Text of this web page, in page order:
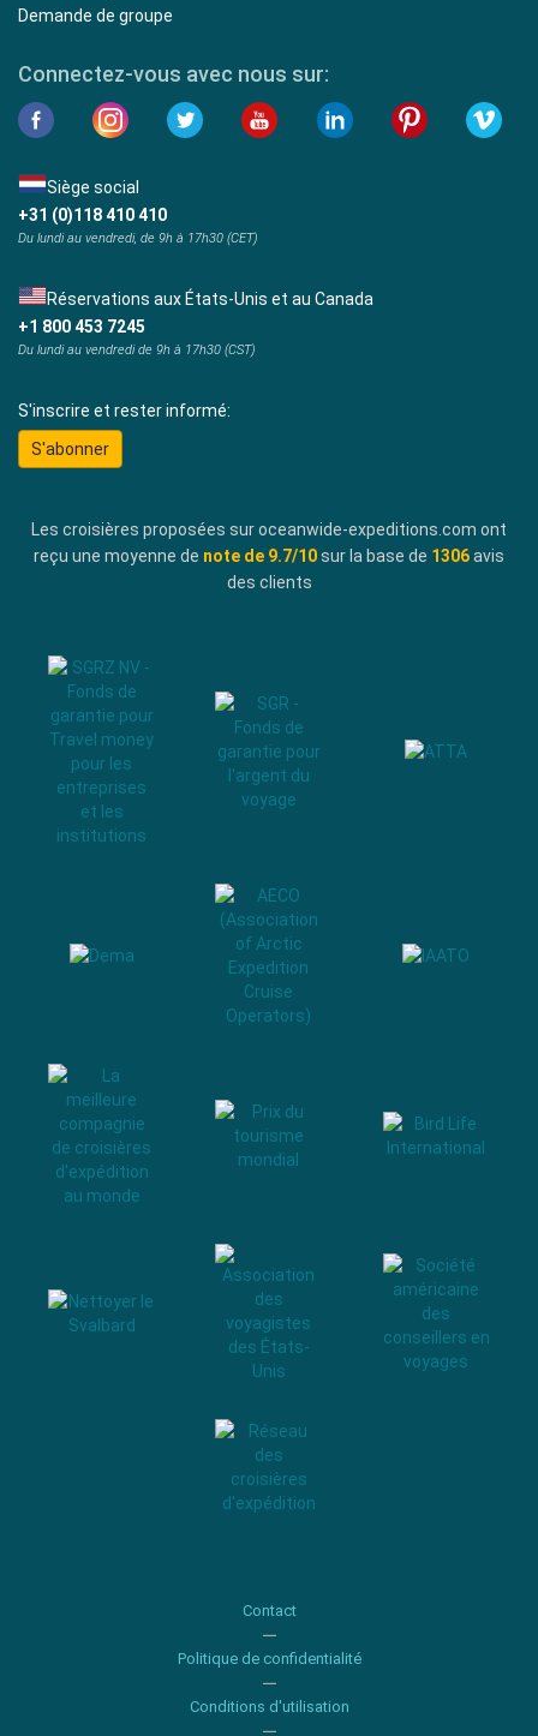
Demande de groupe
Connectez-vous avec nous sur:
Siège social
+31 (0)118 410 410
Du lundi au vendredi, de 9h à 17h30 (CET)
Réservations aux États-Unis et au Canada
+1 800 453 7245
Du lundi au vendredi de 9h à 17h30 (CST)
S'inscrire et rester informé:
S'abonner
Les croisières proposées sur oceanwide-expeditions.com ont
reçu une moyenne de note de 9.7/10sur la base de 1306avis
des clients
Contact
Politique de confidentialité
Conditions d'utilisation